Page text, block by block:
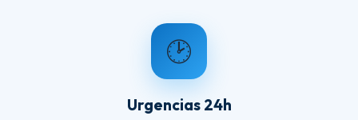
🕑
Urgencias 24h